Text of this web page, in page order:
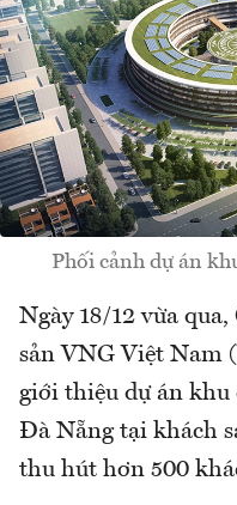
Phối cảnh dự án
Ngày 18/12 vừa
sản VNG Việt Nam
giới thiệu dự án
Đà Nẵng tại khách
thu hút hơn 500